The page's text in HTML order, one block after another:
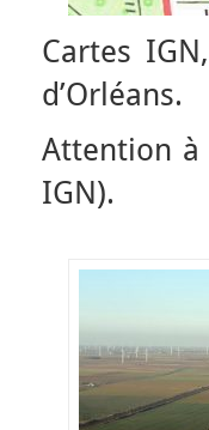
Cartes
d’Orléans.
Attention à
IGN).